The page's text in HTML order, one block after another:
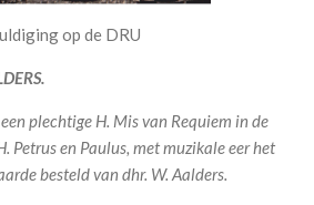
op de DRU
plechtige H. Mis van Requiem in de
Petrus en Paulus, met muzikale eer het
besteld van dhr. W. Aalders.